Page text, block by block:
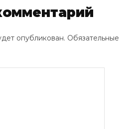
опубликован. Обязательные